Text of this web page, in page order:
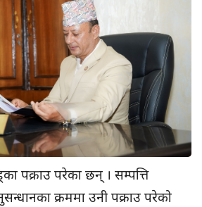
पक्राउ परेका छन् । सम्पत्ति
क्रममा उनी पक्राउ परेको